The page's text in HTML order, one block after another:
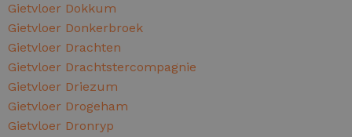
Gietvloer Dokkum
Gietvloer Donkerbroek
Gietvloer Drachten
Gietvloer Drachtstercompagnie
Gietvloer Driezum
Gietvloer Drogeham
Gietvloer Dronryp